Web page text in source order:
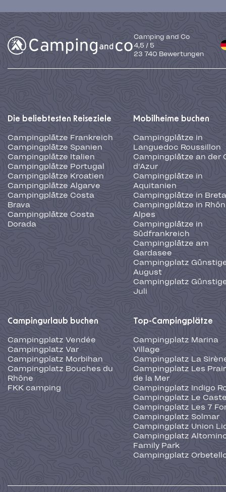
Camping and Co
4,5 / 5
23 740 Bewertungen
Die beliebtesten Reiseziele
Campingplätze Frankreich
Campingplätze Spanien
Campingplätze Italien
Campingplätze Portugal
Campingplätze Kroatien
Campingplätze Algarve
Campingplätze Costa
Brava
Campingplätze Costa
Dorada
Mobilheime buchen
Campingplätze in
Languedoc Roussillon
Campingplätze an der
d'Azur
Campingplätze in
Aquitanien
Campingplätze in
Campingplätze in
Alpes
Campingplätze in
Südfrankreich
Campingplätze am
Gardasee
Campingplatz
August
Campingplatz
Juli
Campingurlaub buchen
Campingplatz Vendée
Campingplatz Var
Campingplatz Morbihan
Campingplatz Bouches du
Rhône
FKK camping
Top-Campingplätze
Campingplatz Marina
Village
Campingplatz La
Campingplatz Les
de la Mer
Campingplatz Indigo
Campingplatz Le
Campingplatz Les 7
Campingplatz Solmar
Campingplatz Union
Campingplatz
Family Park
Campingplatz